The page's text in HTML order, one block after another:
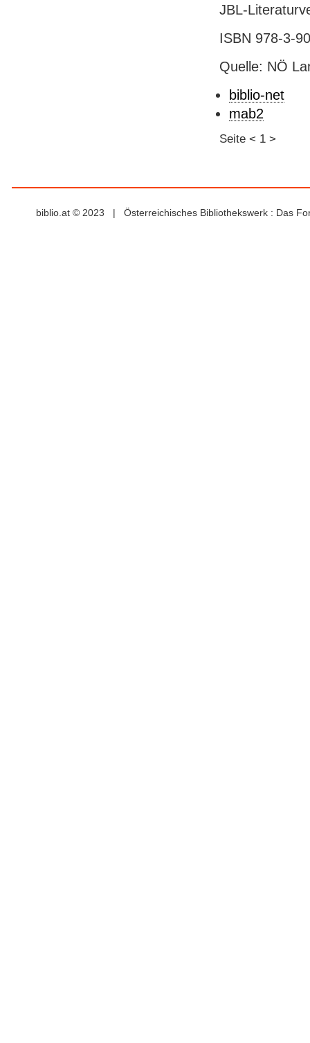
JBL-
ISBN 978-3-
Quelle: NÖ
biblio-net
mab2
Seite < 1 >
biblio.at © 2023 | Österreichisches Bibliothekswerk : Das